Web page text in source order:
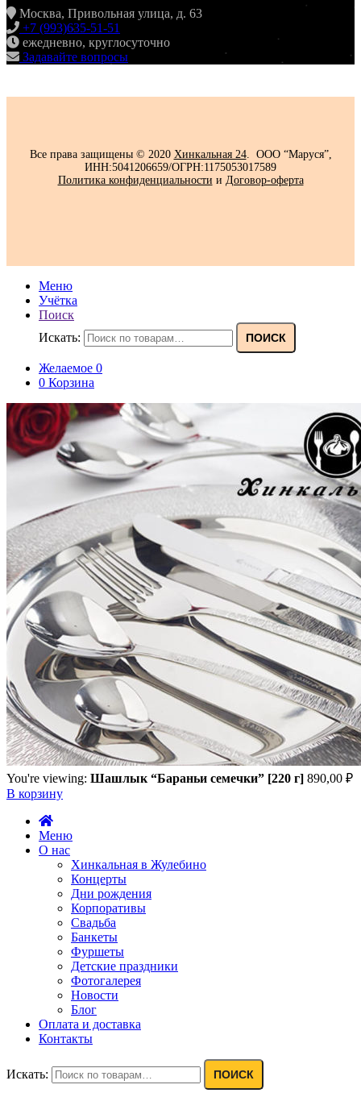
Москва, Привольная улица, д. 63
+7 (993)635-51-51
ежедневно, круглосуточно
Задавайте вопросы
Все права защищены © 2020 Хинкальная 24. ООО “Маруся”,
ИНН:5041206659/ОГРН:1175053017589
Политика конфиденциальности‍ и Договор-оферта
Меню
Учётка
Поиск
Искать:
ПОИСК
Желаемое 0
0 Корзина
You're viewing: Шашлык “Бараньи семечки” [220 г] 890,00 ₽
В корзину
Меню
О нас
Хинкальная в Жулебино
Концерты
Дни рождения
Корпоративы
Свадьба
Банкеты
Фуршеты
Детские праздники
Фотогалерея
Новости
Блог
Оплата и доставка
Контакты
Искать: ПОИСК